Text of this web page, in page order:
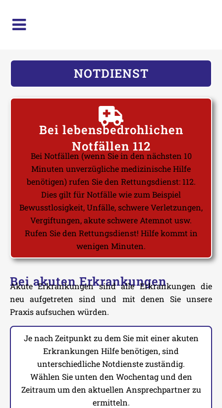
NOTDIENST
Bei lebensbedrohlichen
Notfällen 112
Bei Notfällen (wenn Sie in den nächsten 10
Minuten unverzügliche medizinische Hilfe
benötigen) rufen Sie den Rettungsdienst: 112.
Dies gilt für Notfälle wie zum Beispiel
Bewusstlosigkeit, Unfälle, schwere Verletzungen,
Vergiftungen, akute schwere Atemnot usw.
Rufen Sie den Rettungsdienst! Hilfe kommt in
wenigen Minuten.
Bei akuten Erkrankungen
Akute Erkrankungen sind alle Erkrankungen die
neu aufgetreten sind und mit denen Sie unsere
Praxis aufsuchen würden.
Je nach Zeitpunkt zu dem Sie mit einer akuten
Erkrankungen Hilfe benötigen, sind
unterschiedliche Notdienste zuständig.
Wählen Sie unten den Wochentag und den
Zeitraum um den aktuellen Ansprechpartner zu
ermitteln.